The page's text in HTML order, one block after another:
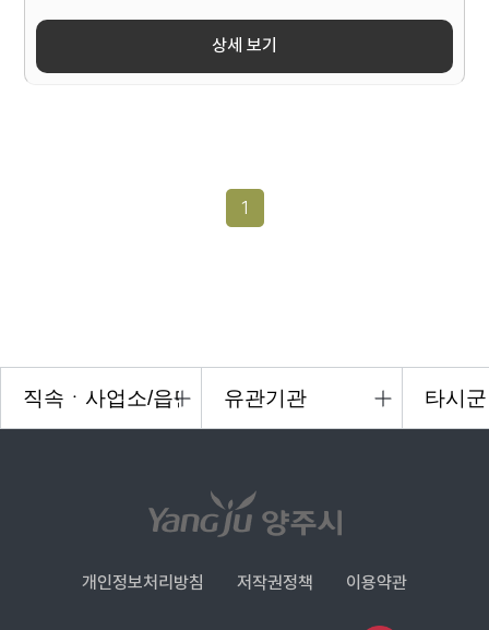
상세 보기
1
개인정보처리방침 저작권정책 이용약관